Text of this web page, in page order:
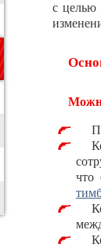
с целью
что